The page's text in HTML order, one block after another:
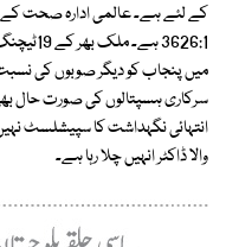
کے لئے ہے۔ عالمی ادارہ صحت کے
میں پنجاب کو دیگر صوبوں کی نسبت
سرکاری ہسپتالوں کی صورت حال
انتہائی نگہداشت کا سپیشلسٹ
والا ڈاکٹر انہیں چلا رہا ہے۔